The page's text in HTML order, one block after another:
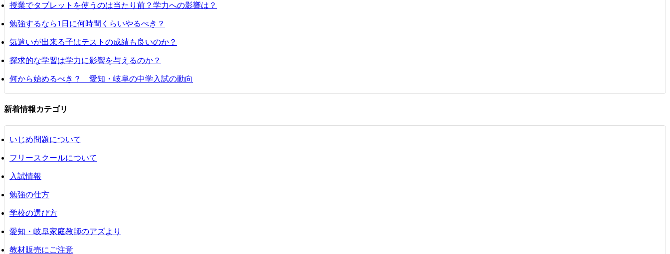
授業でタブレットを使うのは当たり前？学力への影響は？
勉強するなら1日に何時間くらいやるべき？
気遣いが出来る子はテストの成績も良いのか？
探求的な学習は学力に影響を与えるのか？
何から始めるべき？ 愛知・岐阜の中学入試の動向
新着情報カテゴリ
いじめ問題について
フリースクールについて
入試情報
勉強の仕方
学校の選び方
愛知・岐阜家庭教師のアズより
教材販売にご注意